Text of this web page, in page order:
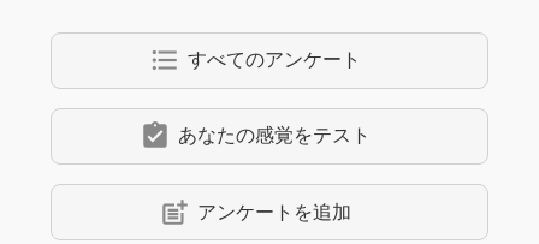
format_list_bulleted すべてのアンケート
assignment_turned_in あなたの感覚をテスト
post_add アンケートを追加